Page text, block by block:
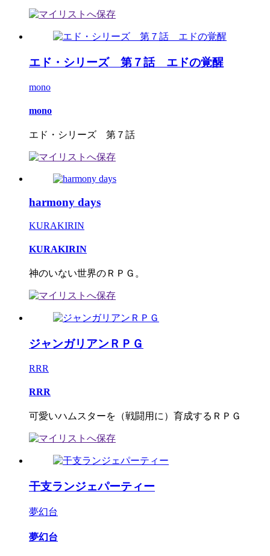
エド・シリーズ 第７話 エドの覚醒
mono
mono
エド・シリーズ 第７話
harmony days
KURAKIRIN
KURAKIRIN
神のいない世界のＲＰＧ。
ジャンガリアンＲＰＧ
RRR
RRR
可愛いハムスターを（戦闘用に）育成するＲＰＧ
干支ランジェパーティー
夢幻台
夢幻台